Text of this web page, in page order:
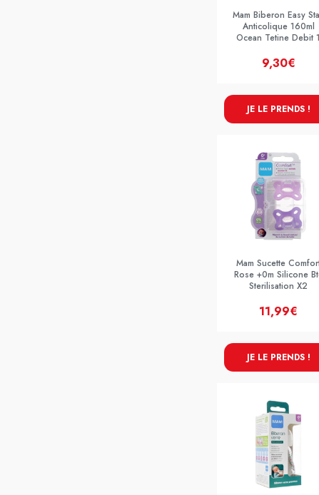
Mam Biberon Easy
Anticolique 160ml
Ocean Tetine Debit 1
9,30€
JE LE PRENDS !
Mam Sucette
Rose +0m Silicone
Sterilisation X2
11,99€
JE LE PRENDS !